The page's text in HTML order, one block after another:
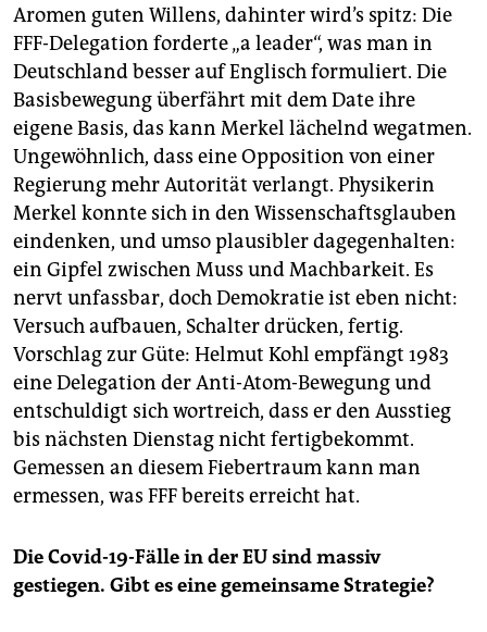
Aromen guten Willens, dahinter wird’s spitz: Die
FFF-Delegation forderte „a leader“, was man in
Deutschland besser auf Englisch formuliert. Die
Basisbewegung überfährt mit dem Date ihre
eigene Basis, das kann Merkel lächelnd wegatmen.
Ungewöhnlich, dass eine Opposition von einer
Regierung mehr Autorität verlangt. Physikerin
Merkel konnte sich in den Wissenschaftsglauben
eindenken, und umso plausibler dagegenhalten:
ein Gipfel zwischen Muss und Machbarkeit. Es
nervt unfassbar, doch Demokratie ist eben nicht:
Versuch aufbauen, Schalter drücken, fertig.
Vorschlag zur Güte: Helmut Kohl empfängt 1983
eine Delegation der Anti-Atom-Bewegung und
entschuldigt sich wortreich, dass er den Ausstieg
bis nächsten Dienstag nicht fertigbekommt.
Gemessen an diesem Fiebertraum kann man
ermessen, was FFF bereits erreicht hat.
Die Covid-19-Fälle in der EU sind massiv
gestiegen. Gibt es eine gemeinsame Strategie?